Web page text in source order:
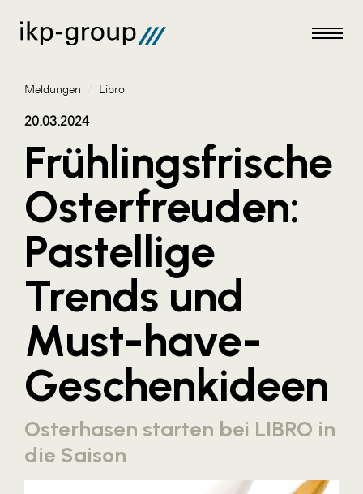
Meldungen
AKTUELLES
ACO
ALEX Krems
Amazon Web Services
Artweger
AustroCel Hallein
Blaguss
Cineplexx
Meldungen / Libro
20.03.2024
Frühlingsfrische
Osterfreuden:
Pastellige
Trends und
Must-have-
Geschenkideen
Osterhasen starten bei LIBRO in
die Saison